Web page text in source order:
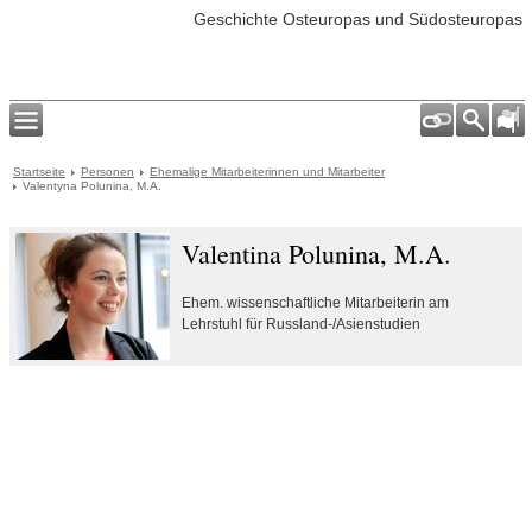
Geschichte Osteuropas und Südosteuropas
Startseite Personen
Ehemalige Mitarbeiterinnen und Mitarbeiter
Valentyna Polunina, M.A.
Valentina Polunina, M.A.
Ehem. wissenschaftliche Mitarbeiterin am
Lehrstuhl für Russland-/Asienstudien